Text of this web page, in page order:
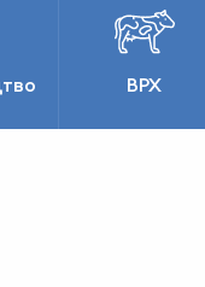
ВРХ